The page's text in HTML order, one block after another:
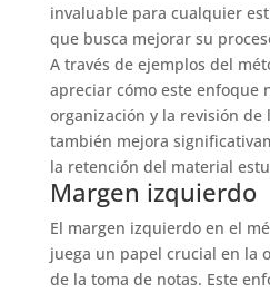
invaluable para cualquier
que busca mejorar su
A través de ejemplos del
apreciar cómo este enfoque
organización y la revisión
también mejora
la retención del material
Margen izquierdo
El margen izquierdo en el
juega un papel crucial en la
de la toma de notas. Este